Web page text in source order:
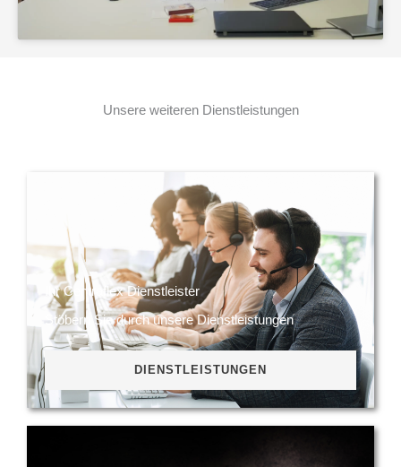
Unsere weiteren Dienstleistungen
Ihr Centraflex Dienstleister
Stöbern Sie durch unsere Dienstleistungen
DIENSTLEISTUNGEN